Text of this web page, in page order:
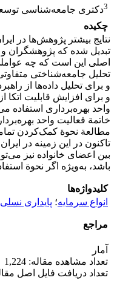
3دکتری جامعه‌شناسی
چکیده
نتایج بیشتر پژوهش‌ها در
تبدیل شده که پژوهشگران و
اصلی این است که چه
و برای افزایش قابلیت اتکا
واحد بهره‌برداری استفاده
خاتمة فعالیت واحد
مطالعة نحوة کمک‌کردن
تاکنون در این ‌زمینه در
بین اعضای خانواده نیز
باشد، به‌ویژه اگر نحوة
کلیدواژه‌ها
انواع سرمایه؛ پایداری نسلی
مراجع
آمار
تعداد مشاهده مقاله: 1,224
تعداد دریافت فایل اصل مقاله: